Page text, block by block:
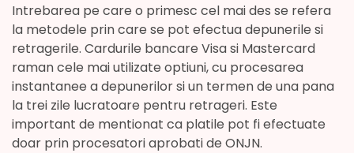
Intrebarea pe care o primesc cel mai des se refera
la metodele prin care se pot efectua depunerile si
retragerile. Cardurile bancare Visa si Mastercard
raman cele mai utilizate optiuni, cu procesarea
instantanee a depunerilor si un termen de una pana
la trei zile lucratoare pentru retrageri. Este
important de mentionat ca platile pot fi efectuate
doar prin procesatori aprobati de ONJN.